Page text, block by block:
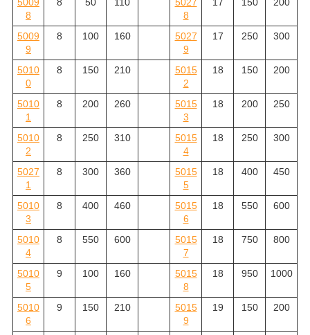
5009
8
8 50 110
5027
8
17 150 200
5009
9
8 100 160
5027
9
17 250 300
5010
0
8 150 210
5015
2
18 150 200
5010
1
8 200 260
5015
3
18 200 250
5010
2
8 250 310
5015
4
18 250 300
5027
1
8 300 360
5015
5
18 400 450
5010
3
8 400 460
5015
6
18 550 600
5010
4
8 550 600
5015
7
18 750 800
5010
5
9 100 160
5015
8
18 950 1000
5010
6
9 150 210
5015
9
19 150 200